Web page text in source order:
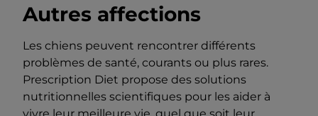
Autres affections
Les chiens peuvent rencontrer différents
problèmes de santé, courants ou plus rares.
Prescription Diet propose des solutions
nutritionnelles scientifiques pour les aider à